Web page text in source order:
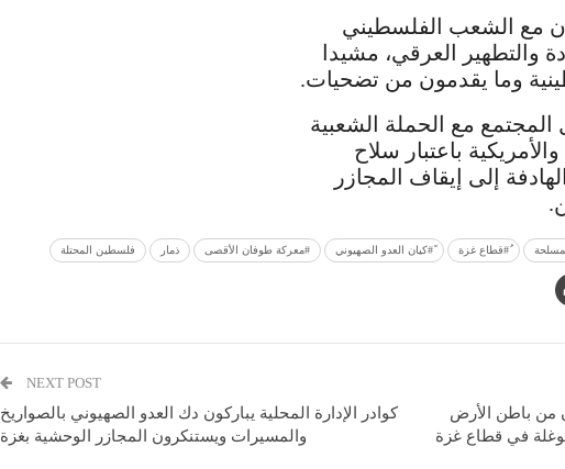
مع الشعب الفلسطيني
والتطهير العرقي، مشيدا
وما يقدمون من تضحيات.
المجتمع مع الحملة الشعبية
باعتبار سلاح
إلى إيقاف المجازر
ُ#قطاع غزة ً#كيان العدو الصهيوني #معركة طوفان الأقصى ذمار فلسطين المحتلة
من باطن الأرض
في قطاع غزة
NEXT POST
كوادر الإدارة المحلية يباركون دك العدو الصهيوني بالصواريخ
والمسيرات ويستنكرون المجازر الوحشية بغزة